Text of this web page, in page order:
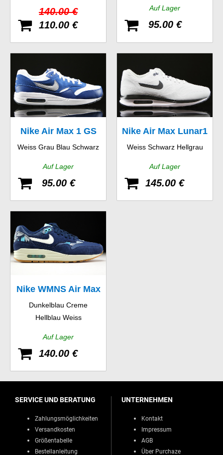
140.00 €
110.00 €
Auf Lager
95.00 €
Nike Air Max 1 GS
Weiss Grau Blau Schwarz
Auf Lager
95.00 €
Nike Air Max Lunar1
WR
Weiss Schwarz Hellgrau
Auf Lager
145.00 €
Nike WMNS Air Max
1 Print
Dunkelblau Creme
Hellblau Weiss
Auf Lager
140.00 €
SERVICE UND BERATUNG
Zahlungsmöglichkeiten
Versandkosten
Größentabelle
Bestellanleitung
UNTERNEHMEN
Kontakt
Impressum
AGB
Über Purchaze